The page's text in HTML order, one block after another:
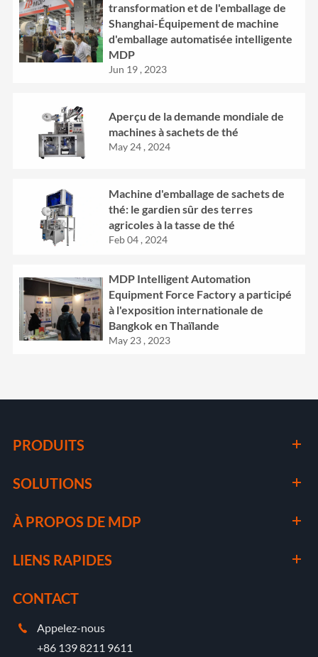
transformation et de l'emballage de
Shanghai-Équipement de machine
d'emballage automatisée intelligente
MDP
Jun 19 , 2023
Aperçu de la demande mondiale de
machines à sachets de thé
May 24 , 2024
Machine d'emballage de sachets de
thé: le gardien sûr des terres
agricoles à la tasse de thé
Feb 04 , 2024
MDP Intelligent Automation
Equipment Force Factory a participé
à l'exposition internationale de
Bangkok en Thaïlande
May 23 , 2023
PRODUITS
SOLUTIONS
À PROPOS DE MDP
LIENS RAPIDES
CONTACT

Appelez-nous
+86 139 8211 9611